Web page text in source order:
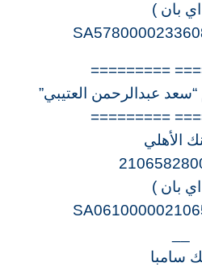
بان )
===========
عبدالرحمن العتيبي”
===========
الأهلي
بان )
سامبا